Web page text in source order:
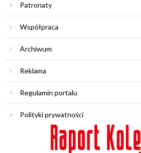
Patronaty
Współpraca
Archiwum
Reklama
Regulamin portalu
Polityki prywatności